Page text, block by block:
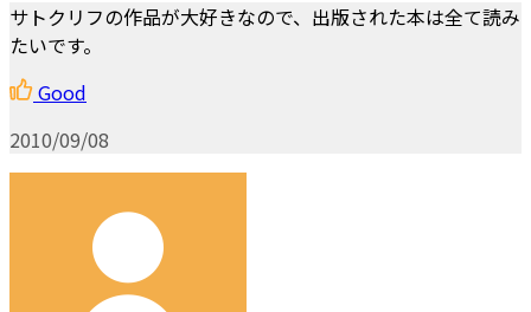
サトクリフの作品が大好きなので、出版された本は全て読み
たいです。
Good
2010/09/08